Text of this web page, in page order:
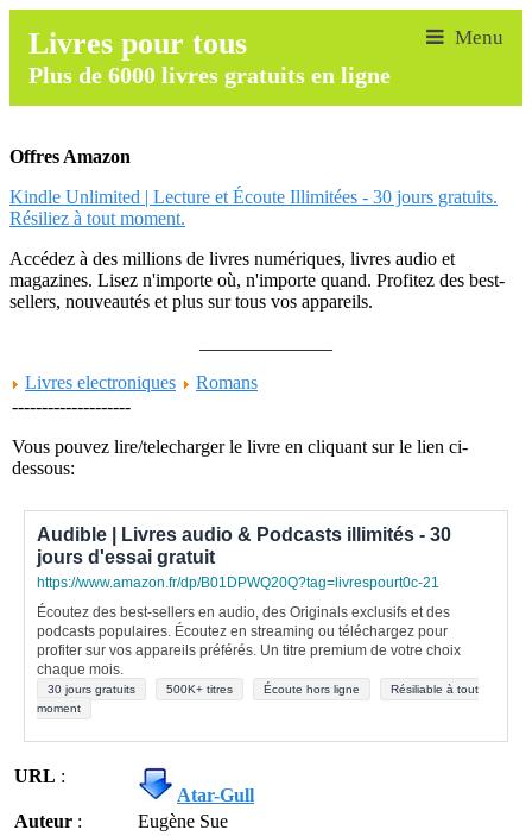
Livres pour tous
Plus de 6000 livres gratuits en ligne
Offres Amazon
Kindle Unlimited | Lecture et Écoute Illimitées - 30 jours gratuits.
Résiliez à tout moment.
Accédez à des millions de livres numériques, livres audio et
magazines. Lisez n'importe où, n'importe quand. Profitez des best-
sellers, nouveautés et plus sur tous vos appareils.
Livres electroniques
Romans
--------------------
Vous pouvez lire/telecharger le livre en cliquant sur le lien ci-
dessous:
Audible | Livres audio & Podcasts illimités - 30
jours d'essai gratuit
https://www.amazon.fr/dp/B01DPWQ20Q?tag=livrespourt0c-21
Écoutez des best-sellers en audio, des Originals exclusifs et des
podcasts populaires. Écoutez en streaming ou téléchargez pour
profiter sur vos appareils préférés. Un titre premium de votre choix
chaque mois.
30 jours gratuits 500K+ titres Écoute hors ligne
Résiliable à tout
moment
URL :
Atar-Gull
Auteur :
Eugène Sue